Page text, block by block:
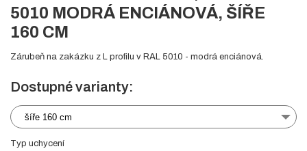
5010 MODRÁ ENCIÁNOVÁ, ŠÍŘE
160 CM
Zárubeň na zakázku z L profilu v RAL 5010 - modrá enciánová.
Dostupné varianty:
šíře 160 cm
Typ uchycení